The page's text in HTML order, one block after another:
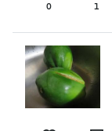
0 1